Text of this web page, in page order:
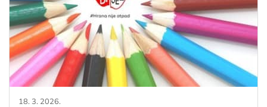
18. 3. 2026.